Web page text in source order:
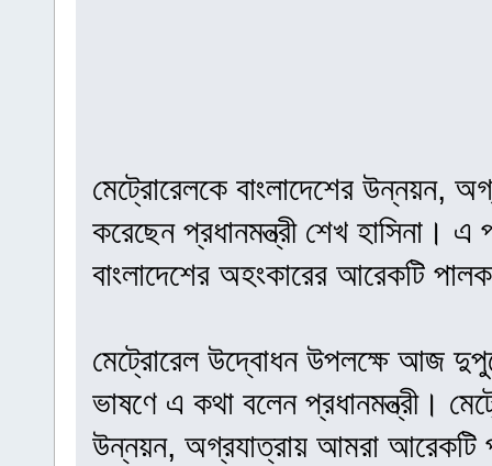
মেট্রোরেলকে বাংলাদেশের উন্নয়ন,
করেছেন প্রধানমন্ত্রী শেখ হাসিনা।
বাংলাদেশের অহংকারের আরেকটি
মেট্রোরেল উদ্বোধন উপলক্ষে আজ
ভাষণে এ কথা বলেন প্রধানমন্ত্রী।
উন্নয়ন, অগ্রযাত্রায় আমরা আরেকটি